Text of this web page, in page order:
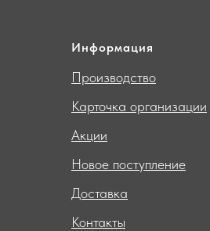
Информация
Производство
Карточка организации
Акции
Новое поступление
Доставка
Контакты